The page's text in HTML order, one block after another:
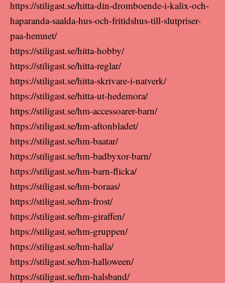
https://stiligast.se/hitta-din-dromboende-i-kalix-och-
haparanda-saalda-hus-och-fritidshus-till-slutpriser-
paa-hemnet/
https://stiligast.se/hitta-hobby/
https://stiligast.se/hitta-reglar/
https://stiligast.se/hitta-skrivare-i-natverk/
https://stiligast.se/hitta-ut-hedemora/
https://stiligast.se/hm-accessoarer-barn/
https://stiligast.se/hm-aftonbladet/
https://stiligast.se/hm-baatar/
https://stiligast.se/hm-badbyxor-barn/
https://stiligast.se/hm-barn-flicka/
https://stiligast.se/hm-boraas/
https://stiligast.se/hm-frost/
https://stiligast.se/hm-giraffen/
https://stiligast.se/hm-gruppen/
https://stiligast.se/hm-halla/
https://stiligast.se/hm-halloween/
https://stiligast.se/hm-halsband/